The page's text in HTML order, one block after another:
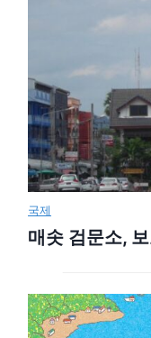
국제
매솟 검문소,